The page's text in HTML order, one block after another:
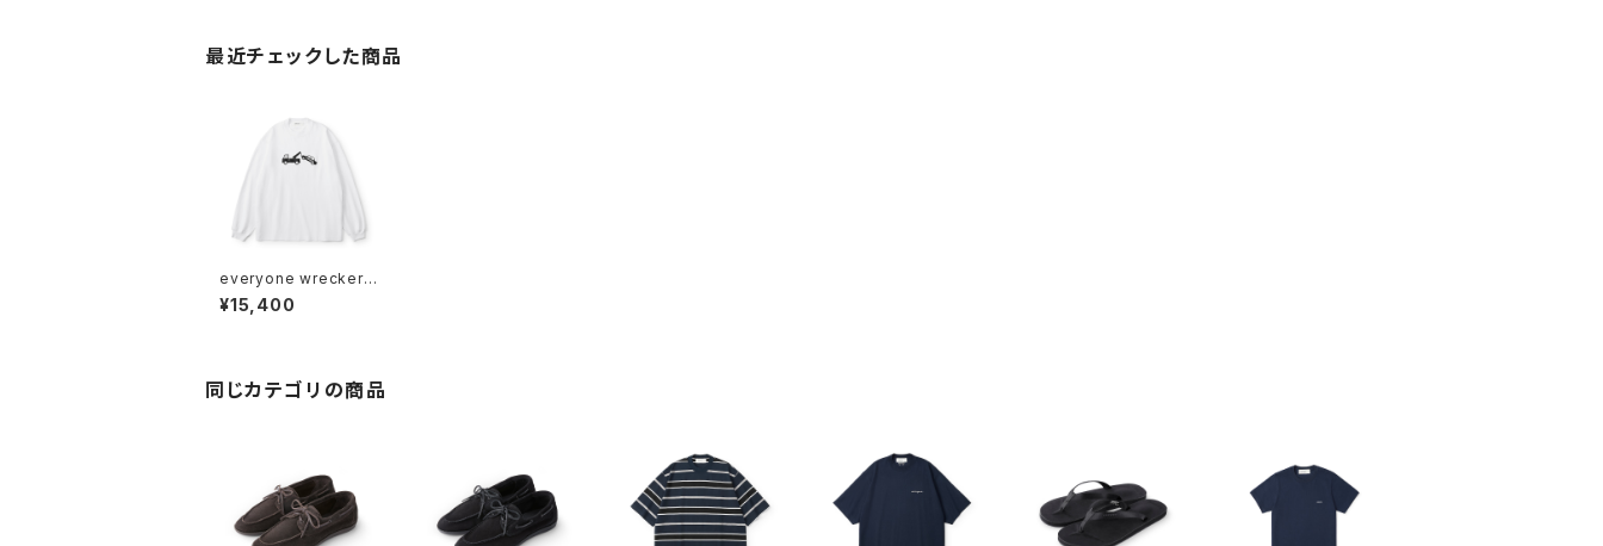
最近チェックした商品
everyone wrecker l
ong sleeve tee shir
t (WHITE)
¥15,400
同じカテゴリの商品